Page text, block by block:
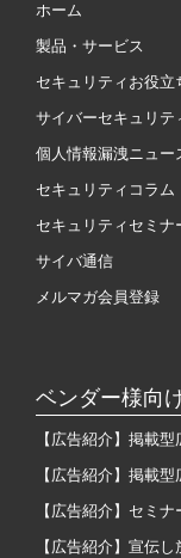
ホーム
製品・サービス
セキュリティお役立
サイバーセキュリテ
個人情報漏洩ニュー
セキュリティコラム
セキュリティセミナ
サイバ通信
メルマガ会員登録
ベンダー様向
【広告紹介】掲載
【広告紹介】掲載
【広告紹介】セミ
【広告紹介】宣伝